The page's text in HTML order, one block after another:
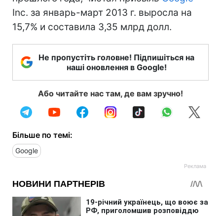
Inc. за январь-март 2013 г. выросла на
15,7% и составила 3,35 млрд долл.
Не пропустіть головне! Підпишіться на
наші оновлення в Google!
Або читайте нас там, де вам зручно!
Більше по темі:
Google